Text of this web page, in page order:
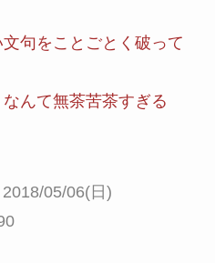
句をことごとく破って
んて無茶苦茶すぎる
2018/05/06(日)